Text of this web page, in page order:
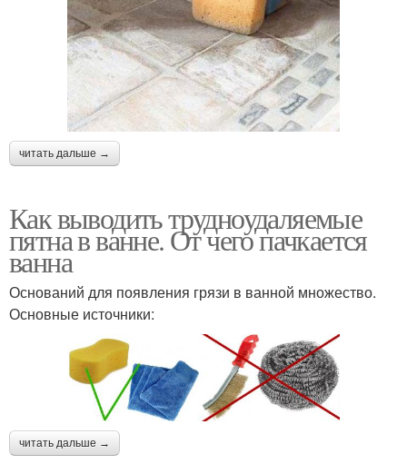
читать дальше →
Как выводить трудноудаляемые
пятна в ванне. От чего пачкается
ванна
Оснований для появления грязи в ванной множество.
Основные источники:
читать дальше →